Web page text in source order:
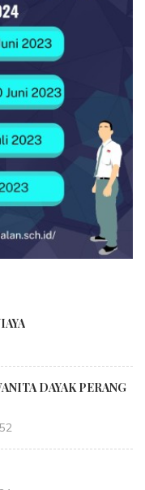
DAYAK PERANG